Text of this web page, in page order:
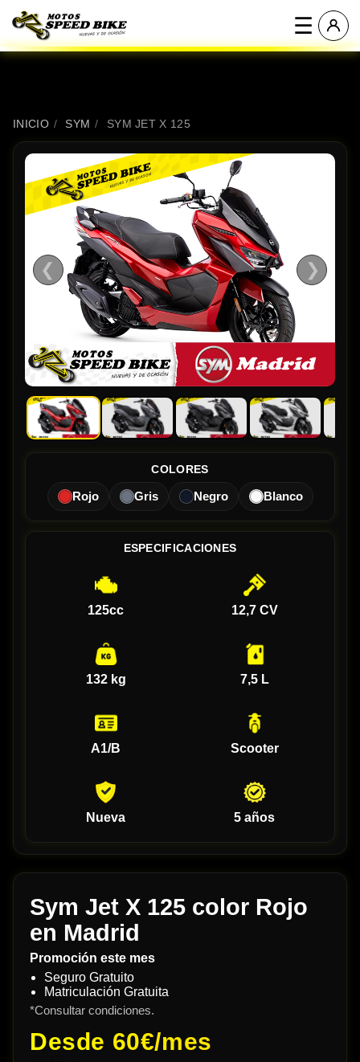
☰
INICIO / SYM / SYM JET X 125
❮ ❯
COLORES
Rojo Gris Negro Blanco
ESPECIFICACIONES
125cc 12,7 CV
132 kg 7,5 L
A1/B Scooter
Nueva 5 años
Sym Jet X 125 color Rojo
en Madrid
Promoción este mes
Seguro Gratuito
Matriculación Gratuita
*Consultar condiciones.
Desde 60€/mes